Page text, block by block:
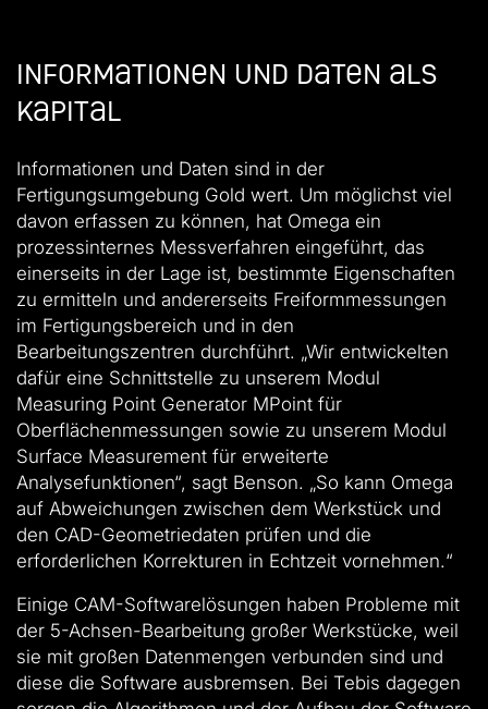
Informationen und Daten als
Kapital
Informationen und Daten sind in der
Fertigungsumgebung Gold wert. Um möglichst viel
davon erfassen zu können, hat Omega ein
prozessinternes Messverfahren eingeführt, das
einerseits in der Lage ist, bestimmte Eigenschaften
zu ermitteln und andererseits Freiformmessungen
im Fertigungsbereich und in den
Bearbeitungszentren durchführt. „Wir entwickelten
dafür eine Schnittstelle zu unserem Modul
Measuring Point Generator MPoint für
Oberflächenmessungen sowie zu unserem Modul
Surface Measurement für erweiterte
Analysefunktionen“, sagt Benson. „So kann Omega
auf Abweichungen zwischen dem Werkstück und
den CAD-Geometriedaten prüfen und die
erforderlichen Korrekturen in Echtzeit vornehmen.“
Einige CAM-Softwarelösungen haben Probleme mit
der 5-Achsen-Bearbeitung großer Werkstücke, weil
sie mit großen Datenmengen verbunden sind und
diese die Software ausbremsen. Bei Tebis dagegen